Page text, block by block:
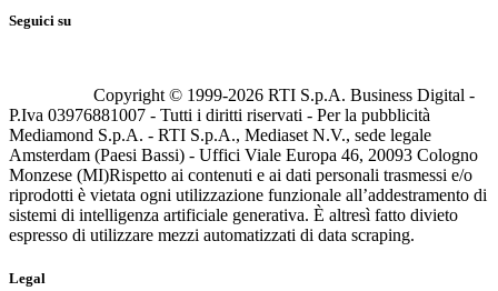
Seguici su
Copyright © 1999-2026 RTI S.p.A. Business Digital -
P.Iva 03976881007 - Tutti i diritti riservati - Per la pubblicità
Mediamond S.p.A. - RTI S.p.A., Mediaset N.V., sede legale
Amsterdam (Paesi Bassi) - Uffici Viale Europa 46, 20093 Cologno
Monzese (MI)Rispetto ai contenuti e ai dati personali trasmessi e/o
riprodotti è vietata ogni utilizzazione funzionale all’addestramento di
sistemi di intelligenza artificiale generativa. È altresì fatto divieto
espresso di utilizzare mezzi automatizzati di data scraping.
Legal